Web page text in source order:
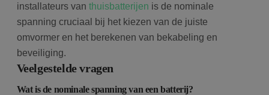
installateurs van thuisbatterijen is de nominale
spanning cruciaal bij het kiezen van de juiste
omvormer en het berekenen van bekabeling en
beveiliging.
Veelgestelde vragen
Wat is de nominale spanning van een batterij?